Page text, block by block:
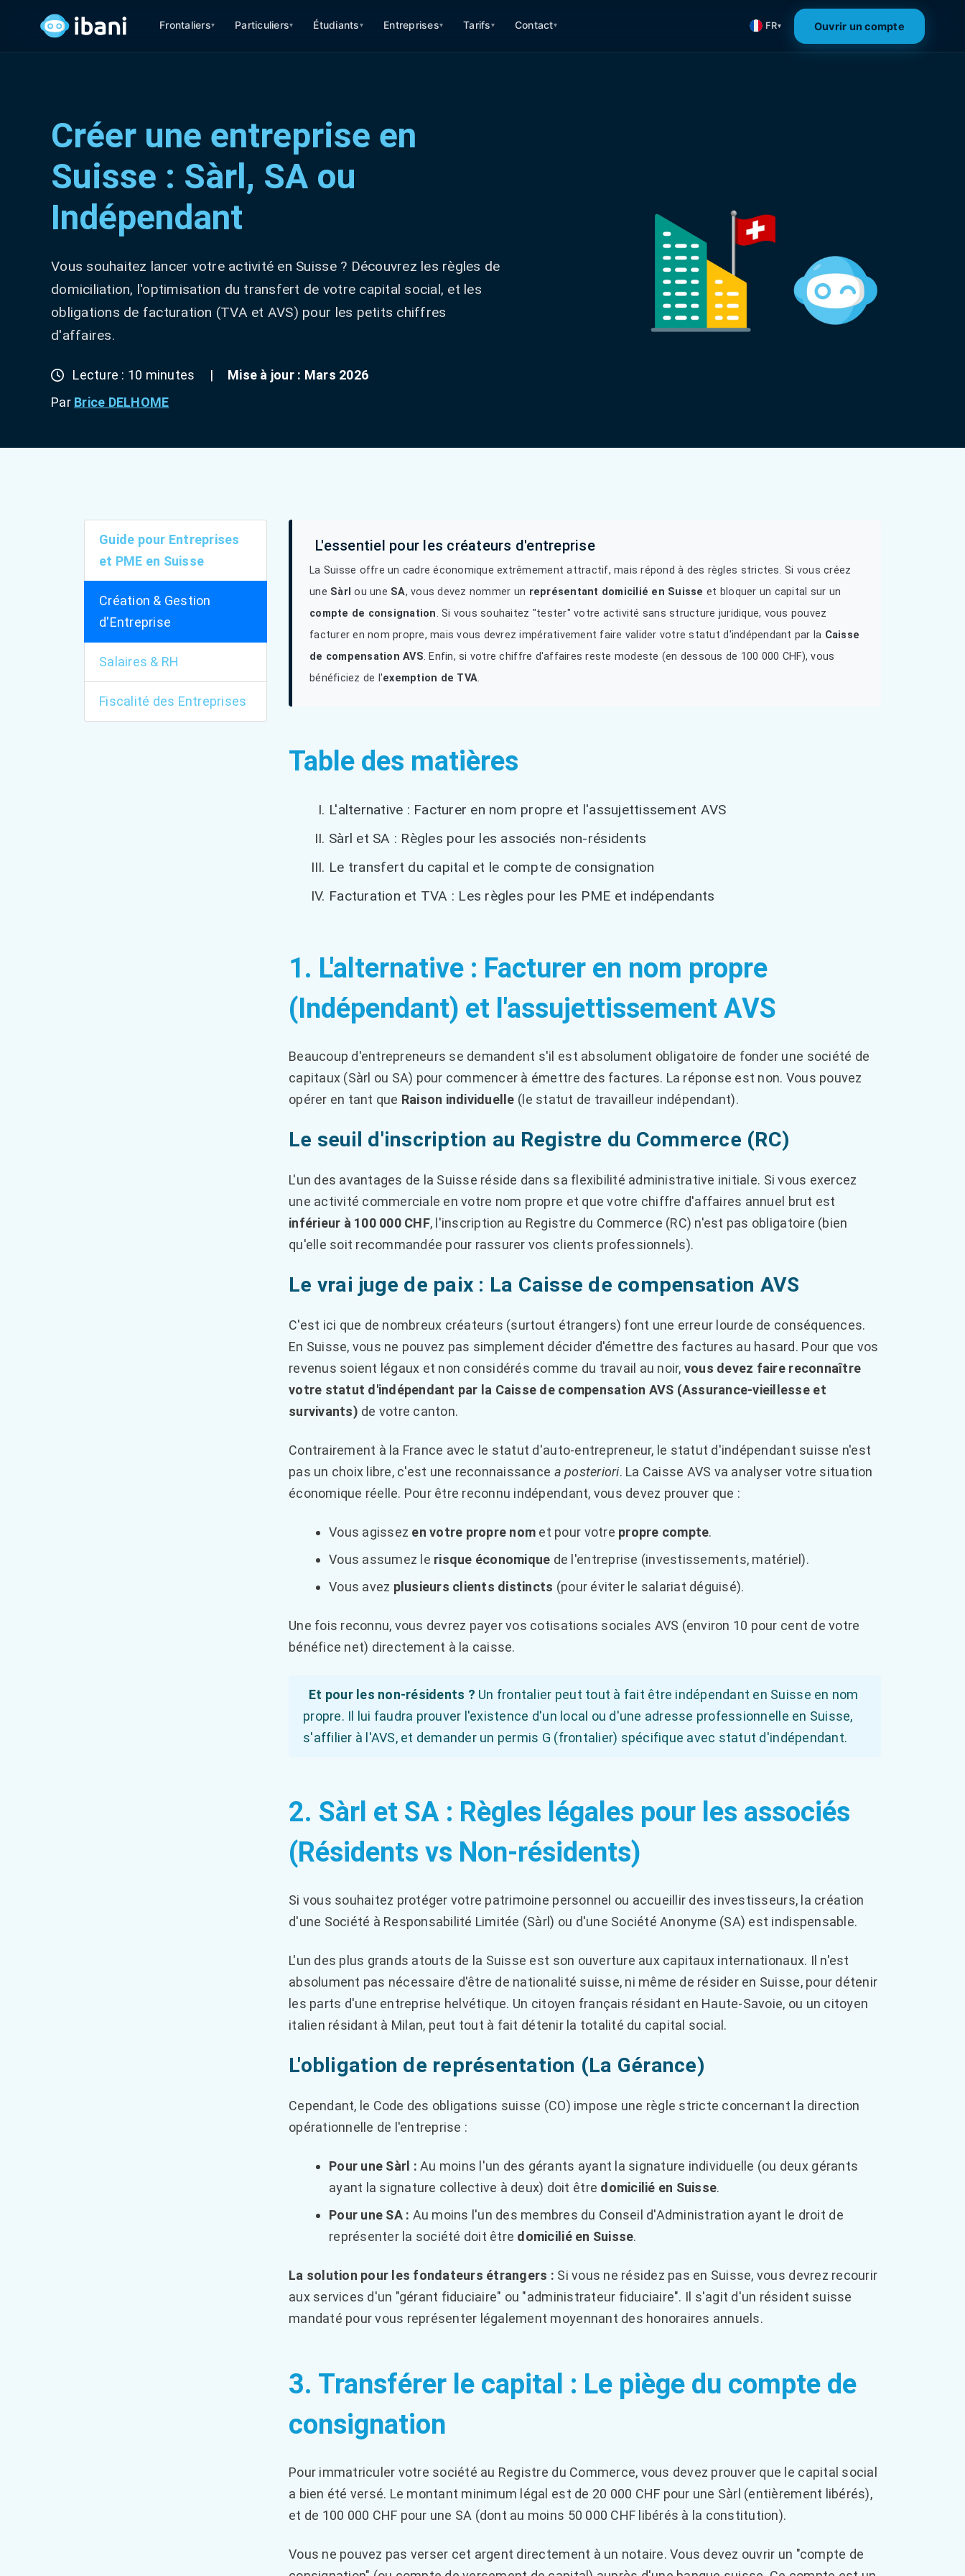
Frontaliers▾ Particuliers▾ Étudiants▾ Entreprises▾ Tarifs▾ Contact▾ FR▾ Ouvrir un compte
Créer une entreprise en
Suisse : Sàrl, SA ou
Indépendant
Vous souhaitez lancer votre activité en Suisse ? Découvrez les règles de
domiciliation, l'optimisation du transfert de votre capital social, et les
obligations de facturation (TVA et AVS) pour les petits chiffres
d'affaires.
Lecture : 10 minutes |
Mise à jour : Mars 2026
Par Brice DELHOME
Guide pour Entreprises
et PME en Suisse
Création & Gestion
d'Entreprise
Salaires & RH
Fiscalité des Entreprises
L'essentiel pour les créateurs d'entreprise
La Suisse offre un cadre économique extrêmement attractif, mais répond à des règles strictes. Si vous créez
une Sàrl ou une SA, vous devez nommer un représentant domicilié en Suisse et bloquer un capital sur un
compte de consignation. Si vous souhaitez "tester" votre activité sans structure juridique, vous pouvez
facturer en nom propre, mais vous devrez impérativement faire valider votre statut d'indépendant par la Caisse
de compensation AVS. Enfin, si votre chiffre d'affaires reste modeste (en dessous de 100 000 CHF), vous
bénéficiez de l'exemption de TVA.
Table des matières
L'alternative : Facturer en nom propre et l'assujettissement AVS
Sàrl et SA : Règles pour les associés non-résidents
Le transfert du capital et le compte de consignation
Facturation et TVA : Les règles pour les PME et indépendants
1. L'alternative : Facturer en nom propre
(Indépendant) et l'assujettissement AVS
Beaucoup d'entrepreneurs se demandent s'il est absolument obligatoire de fonder une société de
capitaux (Sàrl ou SA) pour commencer à émettre des factures. La réponse est non. Vous pouvez
opérer en tant que Raison individuelle (le statut de travailleur indépendant).
Le seuil d'inscription au Registre du Commerce (RC)
L'un des avantages de la Suisse réside dans sa flexibilité administrative initiale. Si vous exercez
une activité commerciale en votre nom propre et que votre chiffre d'affaires annuel brut est
inférieur à 100 000 CHF, l'inscription au Registre du Commerce (RC) n'est pas obligatoire (bien
qu'elle soit recommandée pour rassurer vos clients professionnels).
Le vrai juge de paix : La Caisse de compensation AVS
C'est ici que de nombreux créateurs (surtout étrangers) font une erreur lourde de conséquences.
En Suisse, vous ne pouvez pas simplement décider d'émettre des factures au hasard. Pour que vos
revenus soient légaux et non considérés comme du travail au noir, vous devez faire reconnaître
votre statut d'indépendant par la Caisse de compensation AVS (Assurance-vieillesse et
survivants) de votre canton.
Contrairement à la France avec le statut d'auto-entrepreneur, le statut d'indépendant suisse n'est
pas un choix libre, c'est une reconnaissance a posteriori. La Caisse AVS va analyser votre situation
économique réelle. Pour être reconnu indépendant, vous devez prouver que :
Vous agissez en votre propre nom et pour votre propre compte.
Vous assumez le risque économique de l'entreprise (investissements, matériel).
Vous avez plusieurs clients distincts (pour éviter le salariat déguisé).
Une fois reconnu, vous devrez payer vos cotisations sociales AVS (environ 10 pour cent de votre
bénéfice net) directement à la caisse.
Et pour les non-résidents ? Un frontalier peut tout à fait être indépendant en Suisse en nom
propre. Il lui faudra prouver l'existence d'un local ou d'une adresse professionnelle en Suisse,
s'affilier à l'AVS, et demander un permis G (frontalier) spécifique avec statut d'indépendant.
2. Sàrl et SA : Règles légales pour les associés
(Résidents vs Non-résidents)
Si vous souhaitez protéger votre patrimoine personnel ou accueillir des investisseurs, la création
d'une Société à Responsabilité Limitée (Sàrl) ou d'une Société Anonyme (SA) est indispensable.
L'un des plus grands atouts de la Suisse est son ouverture aux capitaux internationaux. Il n'est
absolument pas nécessaire d'être de nationalité suisse, ni même de résider en Suisse, pour détenir
les parts d'une entreprise helvétique. Un citoyen français résidant en Haute-Savoie, ou un citoyen
italien résidant à Milan, peut tout à fait détenir la totalité du capital social.
L'obligation de représentation (La Gérance)
Cependant, le Code des obligations suisse (CO) impose une règle stricte concernant la direction
opérationnelle de l'entreprise :
Pour une Sàrl : Au moins l'un des gérants ayant la signature individuelle (ou deux gérants
ayant la signature collective à deux) doit être domicilié en Suisse.
Pour une SA : Au moins l'un des membres du Conseil d'Administration ayant le droit de
représenter la société doit être domicilié en Suisse.
La solution pour les fondateurs étrangers : Si vous ne résidez pas en Suisse, vous devrez recourir
aux services d'un "gérant fiduciaire" ou "administrateur fiduciaire". Il s'agit d'un résident suisse
mandaté pour vous représenter légalement moyennant des honoraires annuels.
3. Transférer le capital : Le piège du compte de
consignation
Pour immatriculer votre société au Registre du Commerce, vous devez prouver que le capital social
a bien été versé. Le montant minimum légal est de 20 000 CHF pour une Sàrl (entièrement libérés),
et de 100 000 CHF pour une SA (dont au moins 50 000 CHF libérés à la constitution).
Vous ne pouvez pas verser cet argent directement à un notaire. Vous devez ouvrir un "compte de